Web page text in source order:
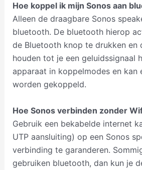
Hoe koppel ik mijn Sonos aan
Alleen de draagbare Sonos
bluetooth. De bluetooth hierop
de Bluetooth knop te drukken en
houden tot je een geluidssignaal
apparaat in koppelmodes en kan
worden gekoppeld.
Hoe Sonos verbinden zonder
Gebruik een bekabelde internet
UTP aansluiting) op een Sonos
verbinding te garanderen.
gebruiken bluetooth, dan kun je